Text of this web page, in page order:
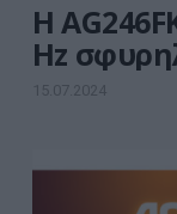
Η
Hz
15.07.2024